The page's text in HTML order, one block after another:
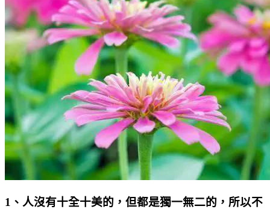
1 、人沒有十全十美的，但都是獨一無二的，所以不